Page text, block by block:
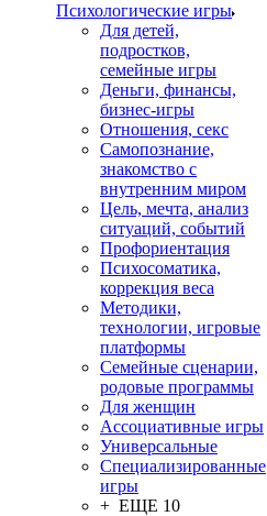
Психологические игры
Для детей,
подростков,
семейные игры
Деньги, финансы,
бизнес-игры
Отношения, секс
Самопознание,
знакомство с
внутренним миром
Цель, мечта, анализ
ситуаций, событий
Профориентация
Психосоматика,
коррекция веса
Методики,
технологии, игровые
платформы
Семейные сценарии,
родовые программы
Для женщин
Ассоциативные игры
Универсальные
Специализированные
игры
+ ЕЩЕ 10